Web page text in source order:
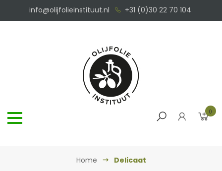
info@olijfolieinstituut.nl +31 (0)30 22 70 104
0
Home Delicaat